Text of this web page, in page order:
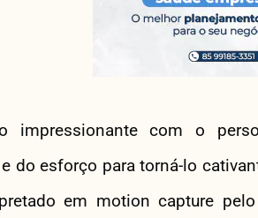
impressionante com o
do esforço para torná-lo
em motion capture